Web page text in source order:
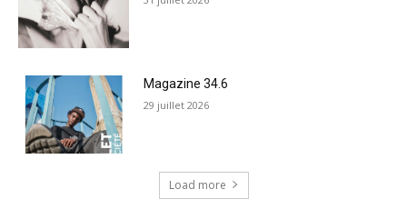
Magazine 34.6
29 juillet 2026
Load more